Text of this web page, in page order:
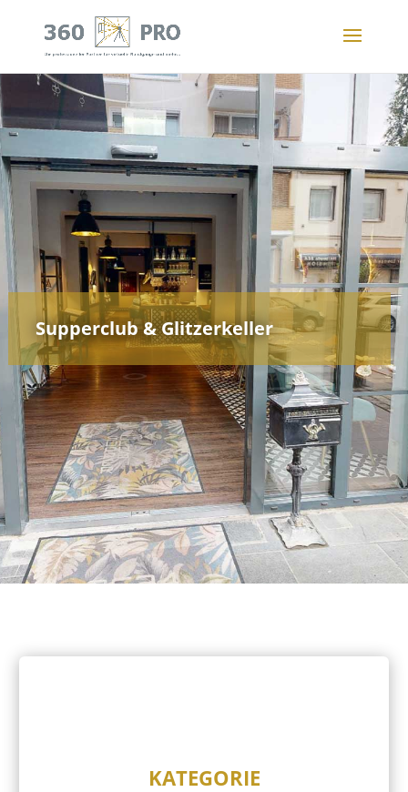
Supperclub & Glitzerkeller
KATEGORIE